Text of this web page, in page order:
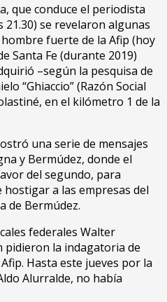
que conduce el periodista
21.30) se revelaron algunas
fuerte de la Afip (hoy
Santa Fe (durante 2019)
–según la pesquisa de
“Ghiaccio” (Razón Social
en el kilómetro 1 de la
una serie de mensajes
y Bermúdez, donde el
del segundo, para
a las empresas del
de Bermúdez.
federales Walter
pidieron la indagatoria de
Hasta este jueves por la
Alurralde, no había